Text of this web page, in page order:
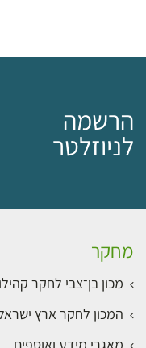
הרשמה
לניוזלטר
מחקר
מכון בן־צבי לחקר
המכון לחקר ארץ ישראל